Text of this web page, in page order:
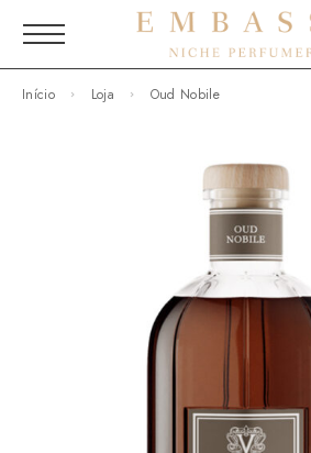
Início Loja Oud Nobile